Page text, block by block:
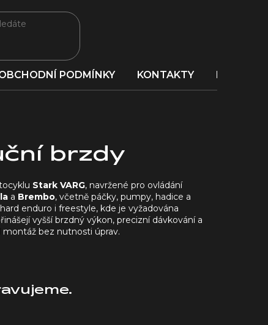
PODMÍNKY KONTAKTY
brzdy
Stark VARG, navržené pro ovládání
a Brembo, včetně páčky, pumpy, hadice a
enduro i freestyle, kde je vyžadována
vyšší brzdný výkon, precizní dávkování a
bez nutnosti úprav.